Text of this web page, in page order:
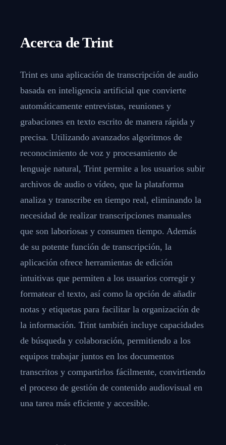
Acerca deTrint
Trint es una aplicación de transcripción de audio
basada en inteligencia artificial que convierte
automáticamente entrevistas, reuniones y
grabaciones en texto escrito de manera rápida y
precisa. Utilizando avanzados algoritmos de
reconocimiento de voz y procesamiento de
lenguaje natural, Trint permite a los usuarios subir
archivos de audio o vídeo, que la plataforma
analiza y transcribe en tiempo real, eliminando la
necesidad de realizar transcripciones manuales
que son laboriosas y consumen tiempo. Además
de su potente función de transcripción, la
aplicación ofrece herramientas de edición
intuitivas que permiten a los usuarios corregir y
formatear el texto, así como la opción de añadir
notas y etiquetas para facilitar la organización de
la información. Trint también incluye capacidades
de búsqueda y colaboración, permitiendo a los
equipos trabajar juntos en los documentos
transcritos y compartirlos fácilmente, convirtiendo
el proceso de gestión de contenido audiovisual en
una tarea más eficiente y accesible.